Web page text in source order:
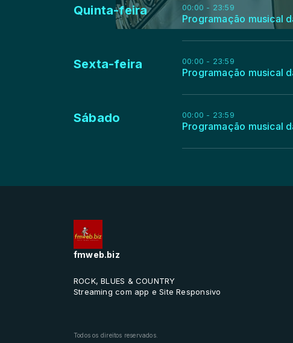
Quinta-feira 00:00 - 23:59
Programação musical
Sexta-feira 00:00 - 23:59
Programação musical
Sábado 00:00 - 23:59
Programação musical
fmweb.biz
ROCK, BLUES & COUNTRY
Streaming com app e Site Responsivo
Todos os direitos reservados.